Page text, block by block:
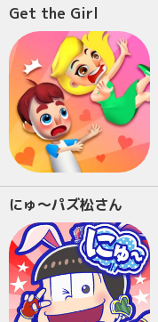
Get the Girl
にゅ～パズ松さん